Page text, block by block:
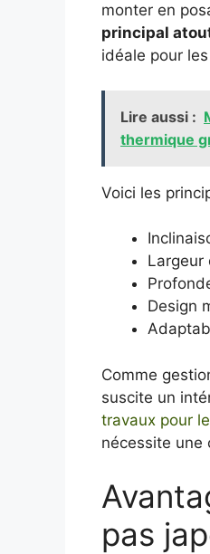
monter en
principal
idéale pour
Lire aussi :
thermique
Voici les
Largeur
Design
Comme
suscite un
travaux pour
nécessite une
pas